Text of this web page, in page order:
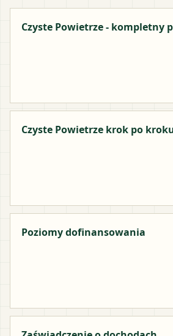
Czyste Powietrze - kompletny
Czyste Powietrze krok po
Poziomy dofinansowania